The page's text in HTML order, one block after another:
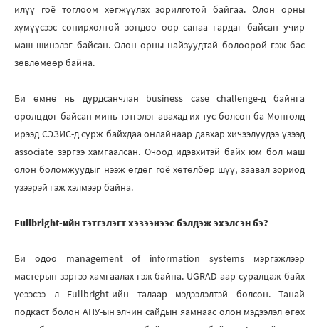
илүү гоё тоглоом хөгжүүлэх зорилготой байгаа. Олон орны
хүмүүсээс сонирхолтой зөндөө өөр санаа гардаг байсан учир
маш шинэлэг байсан. Олон орны найзуудтай болоорой гэж бас
зөвлөмөөр байна.
Би өмнө нь дурдсанчлан business case challenge-д байнга
оролцдог байсан минь тэтгэлэг авахад их тус болсон ба Монголд
ирээд СЭЗИС-д сурж байхдаа онлайнаар давхар хичээлүүдээ үзээд
associate зэргээ хамгаалсан. Очоод идэвхитэй байх юм бол маш
олон боломжуудыг нээж өгдөг гоё хөтөлбөр шүү, заавал зориод
үзээрэй гэж хэлмээр байна.
Fullbright-ийн тэтгэлэгт хэзээнээс бэлдэж эхэлсэн бэ?
Би одоо management of information systems мэргэжлээр
мастерын зэргээ хамгаалах гэж байна. UGRAD-аар суралцаж байх
үеээсээ л Fullbright-ийн талаар мэдээлэлтэй болсон. Танай
подкаст болон АНУ-ын элчин сайдын яамнаас олон мэдээлэл өгөх